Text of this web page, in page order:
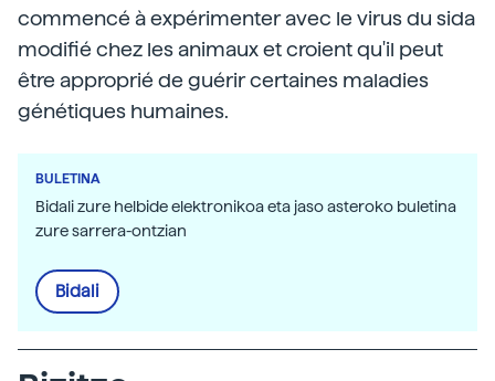
commencé à expérimenter avec le virus du sida
modifié chez les animaux et croient qu'il peut
être approprié de guérir certaines maladies
génétiques humaines.
BULETINA
Bidali zure helbide elektronikoa eta jaso asteroko buletina
zure sarrera-ontzian
Bidali